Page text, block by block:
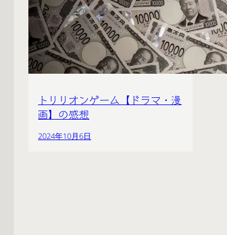
トリリオンゲーム【ドラマ・漫
画】の感想
2024年10月6日